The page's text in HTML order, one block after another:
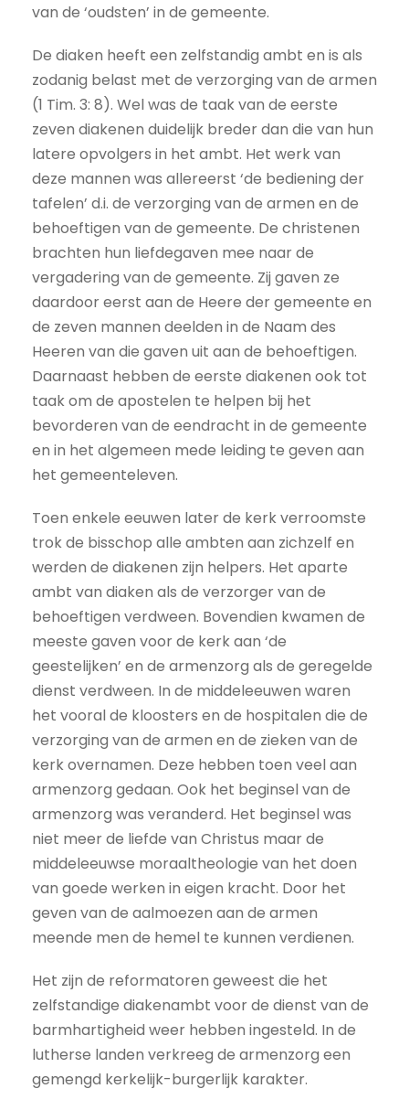
van de ‘oudsten’ in de gemeente.
De diaken heeft een zelfstandig ambt en is als
zodanig belast met de verzorging van de armen
(1 Tim. 3: 8). Wel was de taak van de eerste
zeven diakenen duidelijk breder dan die van hun
latere opvolgers in het ambt. Het werk van
deze mannen was allereerst ‘de bediening der
tafelen’ d.i. de verzorging van de armen en de
behoeftigen van de gemeente. De christenen
brachten hun liefdegaven mee naar de
vergadering van de gemeente. Zij gaven ze
daardoor eerst aan de Heere der gemeente en
de zeven mannen deelden in de Naam des
Heeren van die gaven uit aan de behoeftigen.
Daarnaast hebben de eerste diakenen ook tot
taak om de apostelen te helpen bij het
bevorderen van de eendracht in de gemeente
en in het algemeen mede leiding te geven aan
het gemeenteleven.
Toen enkele eeuwen later de kerk verroomste
trok de bisschop alle ambten aan zichzelf en
werden de diakenen zijn helpers. Het aparte
ambt van diaken als de verzorger van de
behoeftigen verdween. Bovendien kwamen de
meeste gaven voor de kerk aan ‘de
geestelijken’ en de armenzorg als de geregelde
dienst verdween. In de middeleeuwen waren
het vooral de kloosters en de hospitalen die de
verzorging van de armen en de zieken van de
kerk overnamen. Deze hebben toen veel aan
armenzorg gedaan. Ook het beginsel van de
armenzorg was veranderd. Het beginsel was
niet meer de liefde van Christus maar de
middeleeuwse moraaltheologie van het doen
van goede werken in eigen kracht. Door het
geven van de aalmoezen aan de armen
meende men de hemel te kunnen verdienen.
Het zijn de reformatoren geweest die het
zelfstandige diakenambt voor de dienst van de
barmhartigheid weer hebben ingesteld. In de
lutherse landen verkreeg de armenzorg een
gemengd kerkelijk-burgerlijk karakter.